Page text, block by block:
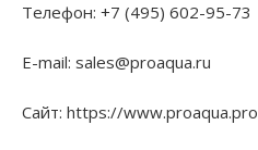
Телефон: +7 (495) 602-95-73
E-mail: sales@proaqua.ru
Сайт: https://www.proaqua.pro